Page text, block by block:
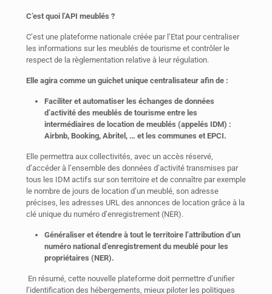
C’est quoi l’API meublés ?
C’est une plateforme nationale créée par l’Etat pour centraliser
les informations sur les meublés de tourisme et contrôler le
respect de la règlementation relative à leur régulation.
Elle agira comme un guichet unique centralisateur afin de :
Faciliter et automatiser les échanges de données
d’activité des meublés de tourisme entre les
intermédiaires de location de meublés (appelés IDM) :
Airbnb, Booking, Abritel, … et les communes et EPCI.
Elle permettra aux collectivités, avec un accès réservé,
d’accéder à l’ensemble des données d’activité transmises par
tous les IDM actifs sur son territoire et de connaître par exemple
le nombre de jours de location d’un meublé, son adresse
précises, les adresses URL des annonces de location grâce à la
clé unique du numéro d’enregistrement (NER).
Généraliser et étendre à tout le territoire l’attribution d’un
numéro national d’enregistrement du meublé pour les
propriétaires (NER).
En résumé, cette nouvelle plateforme doit permettre d’unifier
l’identification des hébergements, mieux piloter les politiques